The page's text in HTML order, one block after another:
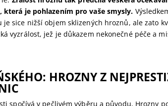
je pohlazením pro vaše smysly.
sice nižší objem sklizených hroznů, ale zato
vyzrálost, jež je důkazem nekonečné péče a
HROZNY Z
spočívá v pečlivém výběru a původu. Hrozny